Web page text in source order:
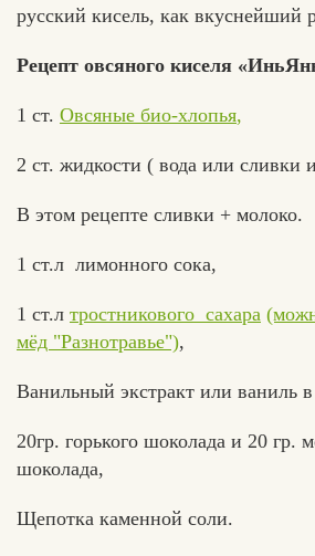
русский кисель, как вкуснейший
Рецепт овсяного киселя
1 ст. Овсяные био-хлопья,
2 ст. жидкости ( вода или сливки
В этом рецепте сливки + молоко.
1 ст.л лимонного сока,
1 ст.л тростникового сахара
мёд "Разнотравье"),
Ванильный экстракт или ваниль в
20гр. горького шоколада и 20 гр.
шоколада,
Щепотка каменной соли.